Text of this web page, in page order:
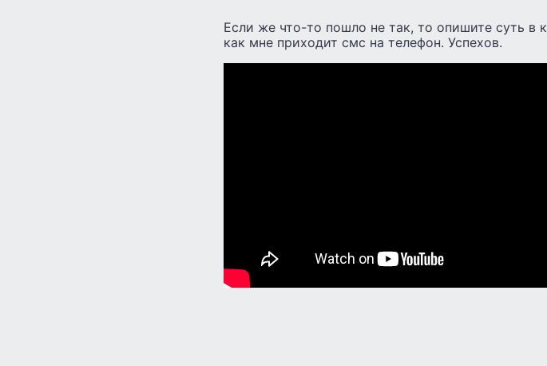
Если же что-то пошло не так, то опишите суть в
как мне приходит смс на телефон. Успехов.